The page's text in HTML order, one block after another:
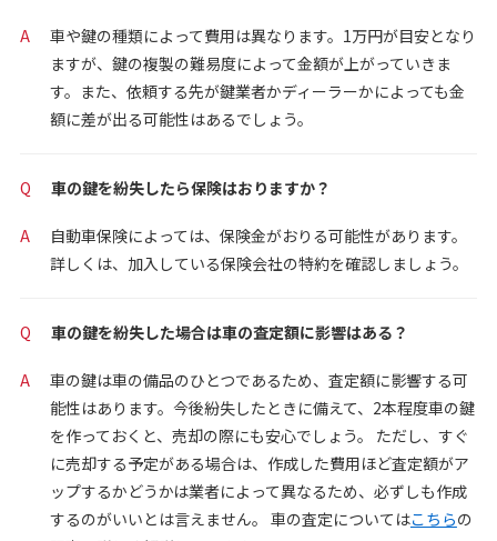
A
車や鍵の種類によって費用は異なります。1万円が目安となり
ますが、鍵の複製の難易度によって金額が上がっていきま
す。また、依頼する先が鍵業者かディーラーかによっても金
額に差が出る可能性はあるでしょう。
Q 車の鍵を紛失したら保険はおりますか？
A
自動車保険によっては、保険金がおりる可能性があります。
詳しくは、加入している保険会社の特約を確認しましょう。
Q 車の鍵を紛失した場合は車の査定額に影響はある？
A
車の鍵は車の備品のひとつであるため、査定額に影響する可
能性はあります。今後紛失したときに備えて、2本程度車の鍵
を作っておくと、売却の際にも安心でしょう。 ただし、すぐ
に売却する予定がある場合は、作成した費用ほど査定額がア
ップするかどうかは業者によって異なるため、必ずしも作成
するのがいいとは言えません。 車の査定についてはこちらの